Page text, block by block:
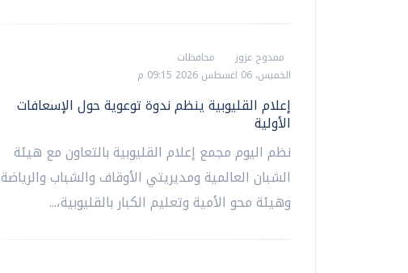
ممدوح عزوز
محافظات
الخميس، 06 اغسطس 2026 09:15 م
إعلام القليوبية ينظم ندوة توعوية حول الإسعافات
الأولية
نظم اليوم مجمع إعلام القليوبية بالتعاون مع هيئة
الشبان العالمية ومديريتي الأوقاف والشباب والرياضة
وهيئة محو الأمية وتعليم الكبار بالقليوبية،...